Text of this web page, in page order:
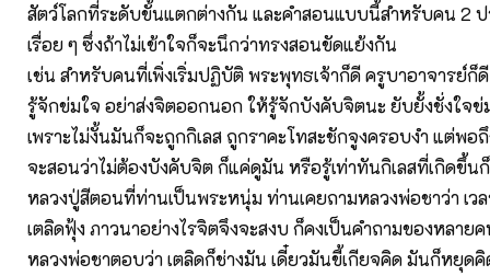
สัตว์โลกที่ระดับขั้นแตกต่างกัน และคำสอนแบบนี้สำหรับคน 2 ป
เรื่อย ๆ ซึ่งถ้าไม่เข้าใจก็จะนึกว่าทรงสอนขัดแย้งกัน
เช่น สำหรับคนที่เพิ่งเริ่มปฏิบัติ พระพุทธเจ้าก็ดี ครูบาอาจารย์ก็
รู้จักข่มใจ อย่าส่งจิตออกนอก ให้รู้จักบังคับจิตนะ ยับยั้งชั่งใจข่
เพราะไม่งั้นมันก็จะถูกกิเลส ถูกราคะโทสะชักจูงครอบงำ แต่พ
จะสอนว่าไม่ต้องบังคับจิต ก็แค่ดูมัน หรือรู้เท่าทันกิเลสที่เกิดขึ้น
หลวงปู่สีตอนที่ท่านเป็นพระหนุ่ม ท่านเคยถามหลวงพ่อชาว่า เว
เตลิดฟุ้ง ภาวนาอย่างไรจิตจึงจะสงบ ก็คงเป็นคำถามของหลาย
หลวงพ่อชาตอบว่า เตลิดก็ช่างมัน เดี๋ยวมันขี้เกียจคิด มันก็หยุดคิ